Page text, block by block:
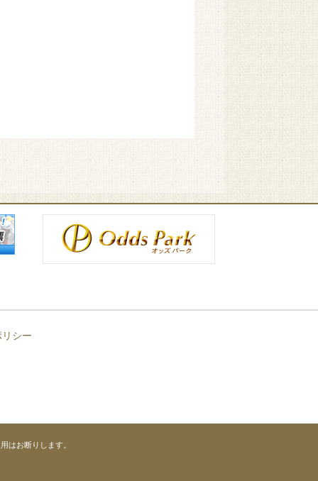
シー
はお断りします。